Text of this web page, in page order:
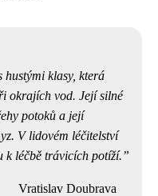
hustými klasy, která
okrajích vod. Její silné
potoků a její
V lidovém léčitelství
k léčbě trávicích potíží.
Vratislav Doubrava